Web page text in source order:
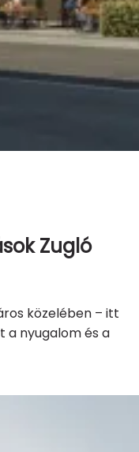
Zugló
közelében – itt
a nyugalom és a